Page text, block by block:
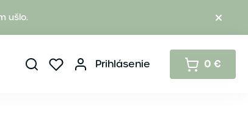
ušlo.
Prihlásenie 0 €